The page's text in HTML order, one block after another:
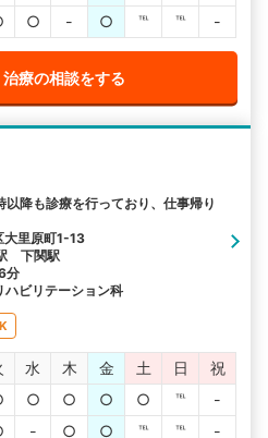
○ - ○ ℡ ℡ -
療の相談をする
降も診療を行っており、仕事帰り
大里原町1-13
下関駅
分
ビリテーション科
水 木 金 土 日
祝
○ ○ ○ ○ ℡
-
- ○ ○ ℡ ℡ -